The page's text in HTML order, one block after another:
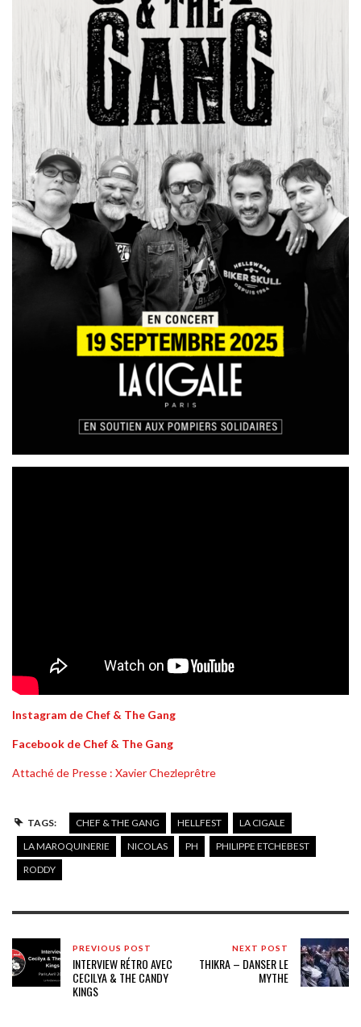
Instagram de Chef & The Gang
Facebook de Chef & The Gang
Attaché de Presse : Xavier Chezleprêtre
TAGS: CHEF & THE GANG HELLFEST
LA CIGALE
LA MAROQUINERIE
NICOLAS PH
PHILIPPE ETCHEBEST
RODDY
PREVIOUS POST
INTERVIEW RÉTRO AVEC
CECILYA & THE CANDY
KINGS
NEXT POST
THIKRA – DANSER LE
MYTHE